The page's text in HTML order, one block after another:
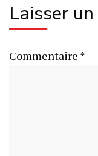
Laisser
Commentaire *